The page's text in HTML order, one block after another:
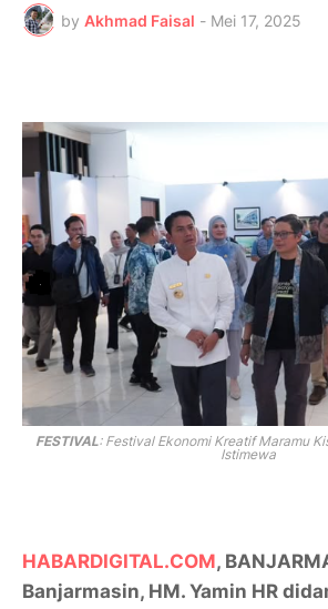
by Akhmad Faisal - Mei 17, 2025
FESTIVAL: Festival Ekonomi Kreatif Maramu
Istimewa
HABARDIGITAL.COM,
Banjarmasin, HM. Yamin HR